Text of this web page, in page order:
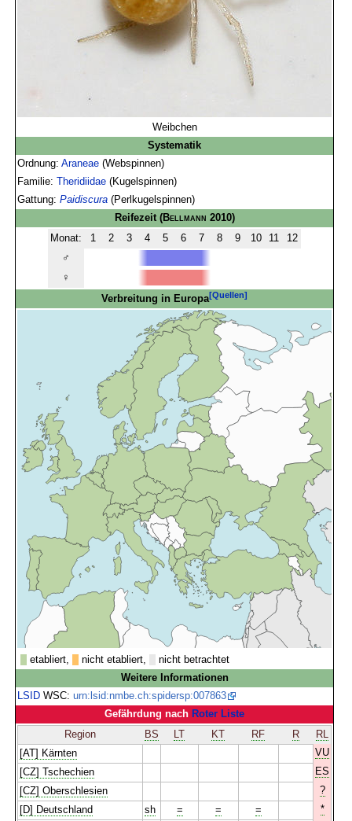
Weibchen
Systematik
Ordnung:Araneae (Webspinnen)
Familie:Theridiidae (Kugelspinnen)
Gattung:Paidiscura (Perlkugelspinnen)
Reifezeit (Bellmann 2010)
Monat:
1 2 3 4 5 6 7 8 9 10 11
12
♂
♀
Verbreitung in Europa[Quellen]
etabliert, nicht etabliert,
nicht betrachtet
Weitere Informationen
LSID WSC:urn:lsid:nmbe.ch:spidersp:007863
Gefährdung nach Roter Liste
Region
BS LT KT RF R
RL
[AT] Kärnten
VU
[CZ] Tschechien
ES
[CZ] Oberschlesien
?
[D] Deutschland
sh = = =
*